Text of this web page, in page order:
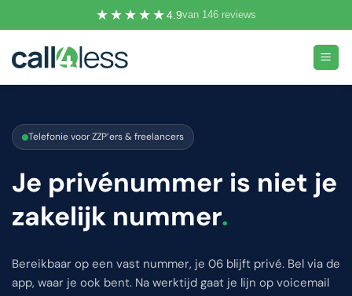
naar
inhoud
★★★★★4.9van 146 reviews
Telefonie voor ZZP’ers & freelancers
Je privénummer is niet je
zakelijk nummer.
Bereikbaar op een vast nummer, je 06 blijft privé. Bel via de
app, waar je ook bent. Na werktijd gaat je lijn op voicemail